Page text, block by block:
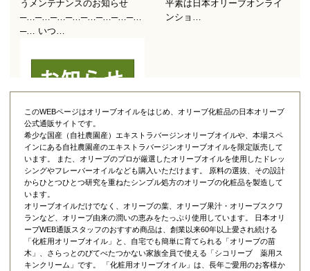
このWEBページはオリーブオイルをはじめ、オリーブ化粧品の日本オリーブ
公式通販サイトです。
希少な国産（自社農園産）エキストラバージンオリーブオイルや、本場スペ
インにある自社農園産のエキストラバージンオリーブオイルを限定販売して
います。 また、オリーブのプロが厳選したオリーブオイルを使用したドレッ
シングやフレーバーオイルなども購入いただけます。 原料の選抜、その設計
からひとつひとつ研究を重ねたシンプル処方のオリーブの化粧品を製造して
います。
オリーブオイルだけでなく、オリーブの葉、オリーブ果汁・オリーブスクワ
ランなど、オリーブ由来の潤いの恵みをたっぷり使用しています。 日本オリ
ーブWEB通販スタッフのおすすめ商品は、創業以来60年以上愛され続ける
「化粧用オリーブオイル 」と、自宅でも簡単に育てられる「オリーブの苗
木 」、さらっとのびてべたつかない家族全員で使える「シコリーブ 薬用ス
キンクリーム 」です。 「化粧用オリーブオイル」は、長年ご愛用のお客様か